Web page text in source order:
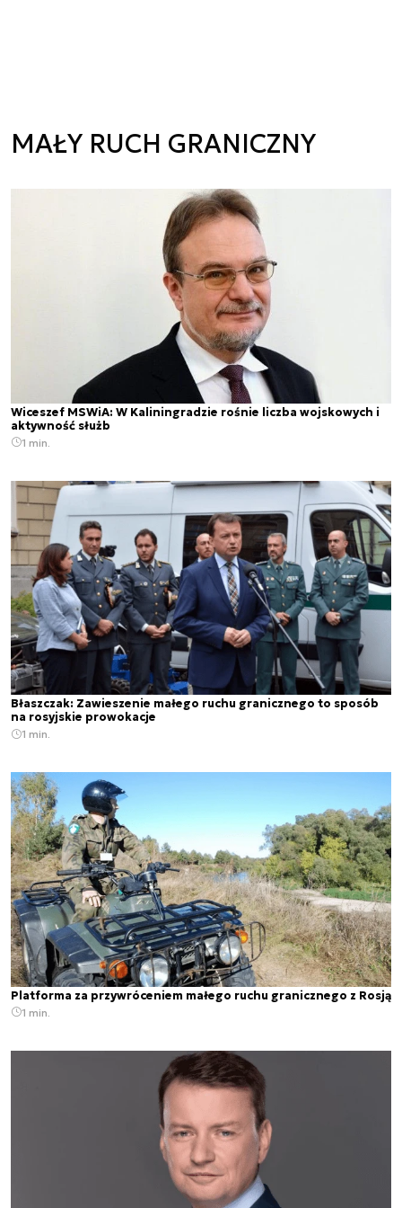
MAŁY RUCH GRANICZNY
Wiceszef MSWiA: W Kaliningradzie rośnie liczba wojskowych i
aktywność służb
1 min.
Błaszczak: Zawieszenie małego ruchu granicznego to sposób
na rosyjskie prowokacje
1 min.
Platforma za przywróceniem małego ruchu granicznego z Rosją
1 min.